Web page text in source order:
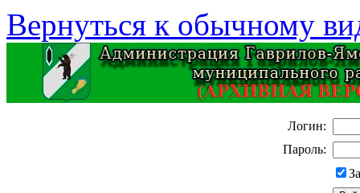
Вернуться к обычному
Логин:
Пароль: